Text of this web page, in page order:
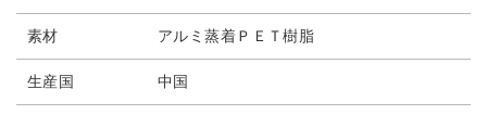
素材 アルミ蒸着ＰＥＴ樹脂
生産国 中国